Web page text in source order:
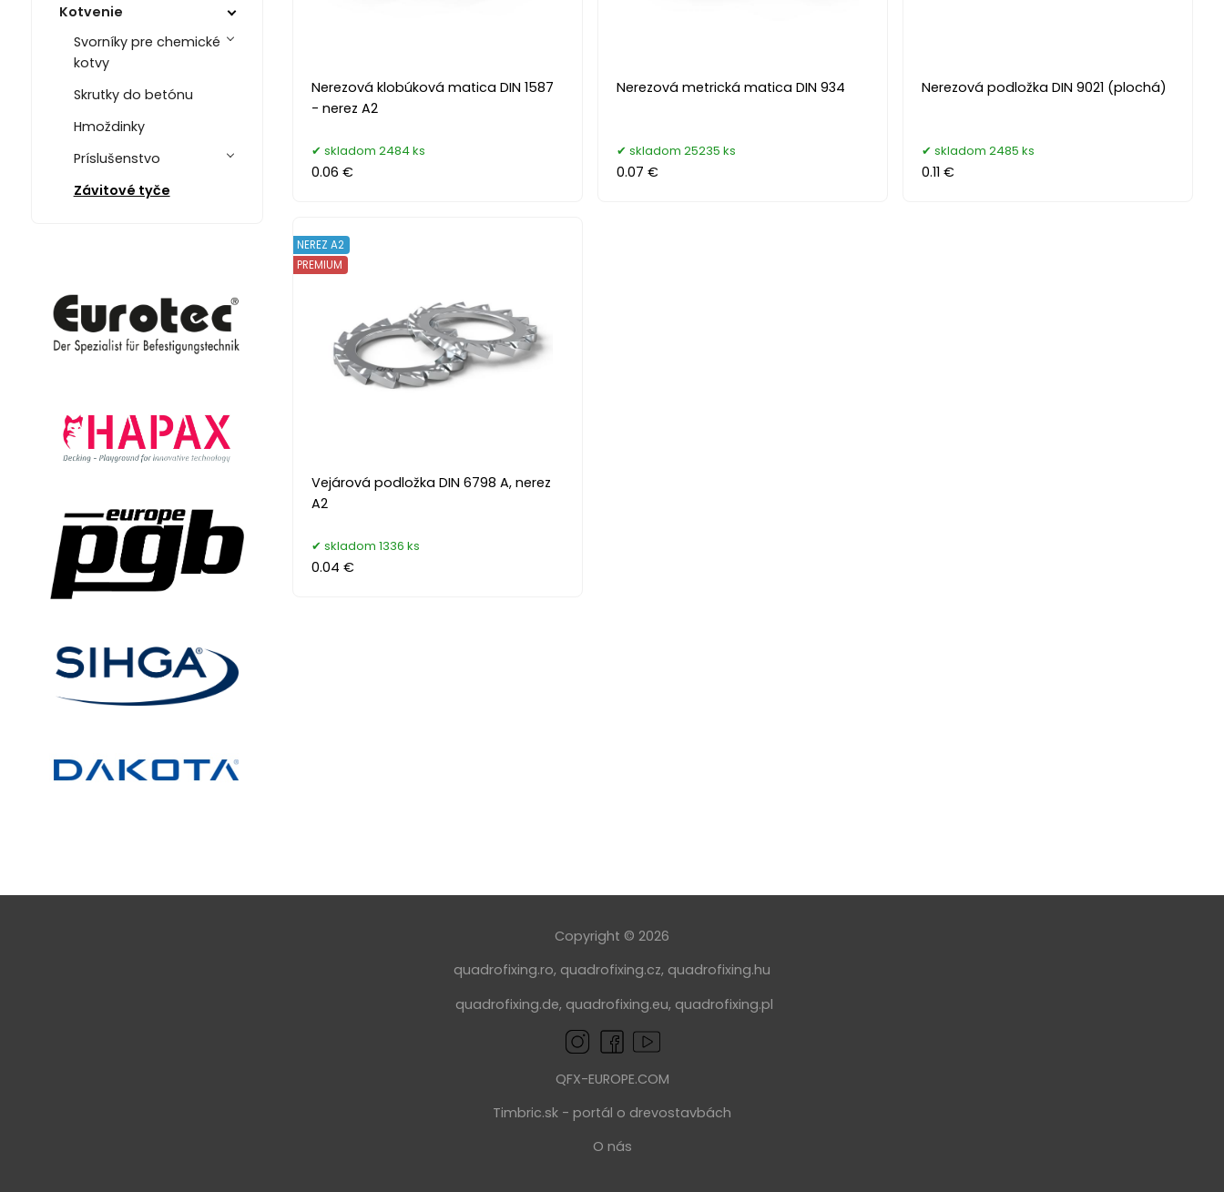
Kotvenie
Svorníky pre chemické
kotvy
Skrutky do betónu
Hmoždinky
Príslušenstvo
Závitové tyče
Nerezová klobúková matica DIN 1587
- nerez A2
skladom 2484 ks
0.06 €
Nerezová metrická matica DIN 934
skladom 25235 ks
0.07 €
Nerezová podložka DIN 9021 (plochá)
skladom 2485 ks
0.11 €
Vejárová podložka DIN 6798 A, nerez
A2
NEREZ A2
PREMIUM
skladom 1336 ks
0.04 €
Copyright © 2026
quadrofixing.ro, quadrofixing.cz, quadrofixing.hu
quadrofixing.de, quadrofixing.eu, quadrofixing.pl
QFX-EUROPE.COM
Timbric.sk - portál o drevostavbách
O nás